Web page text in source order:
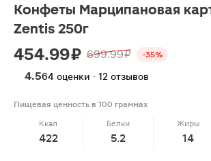
Конфеты Марципановая
Zentis 250г
454.99 ₽ 699.99 ₽ -35%
4.564 оценки · 12 отзывов
Пищевая ценность в 100 граммах
Ккал
422
Белки
5.2
Жиры
14